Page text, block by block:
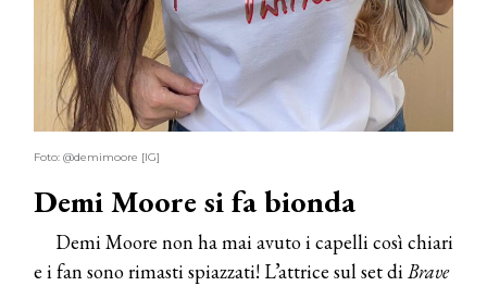
Foto: @demimoore [IG]
Demi Moore si fa bionda
Demi Moore non ha mai avuto i capelli così chiari
e i fan sono rimasti spiazzati! L’attrice sul set diBrave